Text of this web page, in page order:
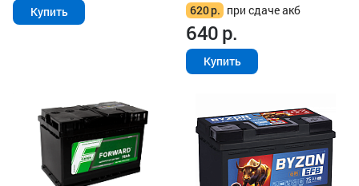
Купить
620р. при сдаче акб
640р.
Купить